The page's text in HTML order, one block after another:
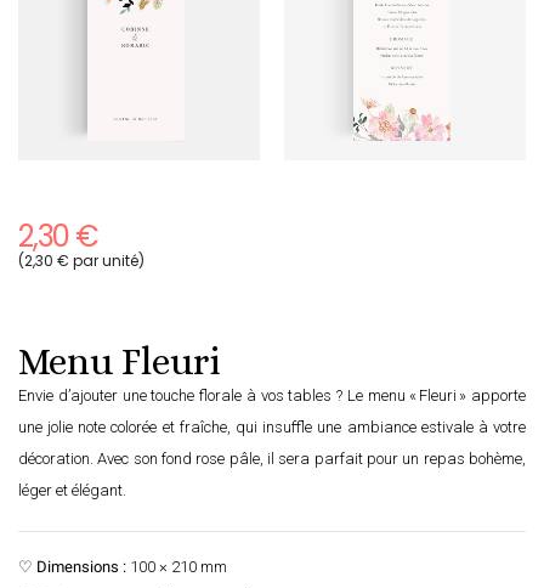
2,30 €
(2,30 € par unité)
Menu Fleuri
Envie d’ajouter une touche florale à vos tables ? Le menu « Fleuri » apporte
une jolie note colorée et fraîche, qui insuffle une ambiance estivale à votre
décoration. Avec son fond rose pâle, il sera parfait pour un repas bohème,
léger et élégant.
♡ Dimensions : 100 × 210 mm